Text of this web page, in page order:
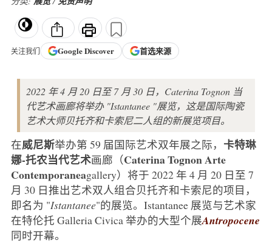
关注我们 GoogleDiscover 首选来源
2022 年 4 月 20 日至 7 月 30 日，Caterina Tognon 当
代艺术画廊将举办 "Istantanee "展览，这是国际陶瓷
艺术大师贝托齐和卡索尼二人组的新展览项目。
在威尼斯举办第 59 届国际艺术双年展之际， 卡特琳
娜-托农当代艺术画廊（Caterina Tognon Arte
Contemporaneagallery）将于 2022 年 4 月 20 日至 7
月 30 日推出艺术双人组合贝托齐和卡索尼的项目，
即名为 "Istantanee"的展览。Istantanee 展览与艺术家
在特伦托 Galleria Civica 举办的大型个展Antropocene
同时开幕。